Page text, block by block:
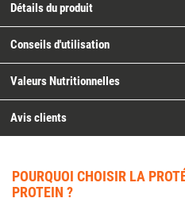
Détails du produit
Conseils d'utilisation
Valeurs Nutritionnelles
Avis clients
POURQUOI CHOISIR LA
PROTEIN ?